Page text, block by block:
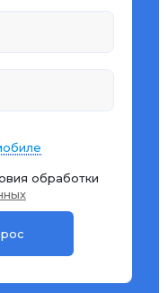
обработки